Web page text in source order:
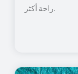
راحة أكثر.